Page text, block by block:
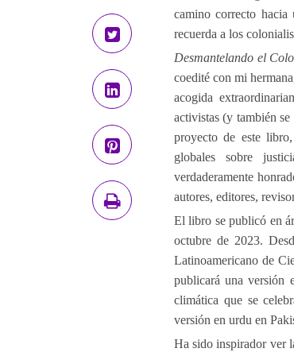
camino correcto
recuerda a los
Desmantelando el
coedité con mi
acogida
activistas (y también
proyecto de este
globales sobre
verdaderamente
autores, editores,
El libro se publicó en
octubre de 2023.
Latinoamericano de
publicará una versión
climática que se
versión en urdu en
Ha sido inspirador ver